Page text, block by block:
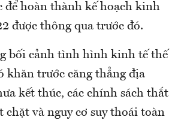
để hoàn thành kế hoạch kinh
được thông qua trước đó.
bối cảnh tình hình kinh tế thế
khăn trước căng thẳng địa
kết thúc, các chính sách thắt
chặt và nguy cơ suy thoái toàn